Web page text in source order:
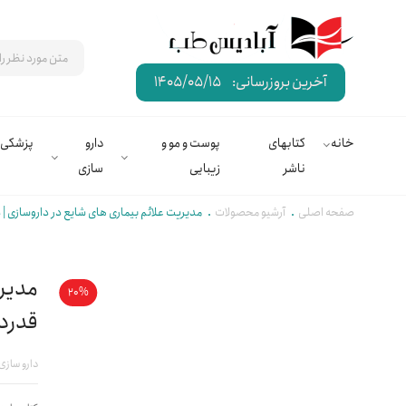
آخرین بروزرسانی: 1405/05/15
خانه
کتابهای
ناشر
پوست و مو و
زیبایی
دارو
سازی
پزشکی
صفحه اصلی آرشیو محصولات مدیریت علائم بیماری های شایع در داروسازی
20%
دارو سازی